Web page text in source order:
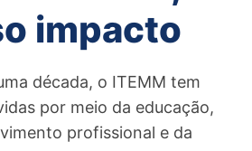
impacto
década, o ITEMM tem
por meio da educação,
profissional e da